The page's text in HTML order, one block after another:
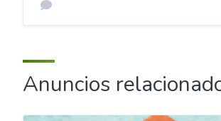
Anuncios